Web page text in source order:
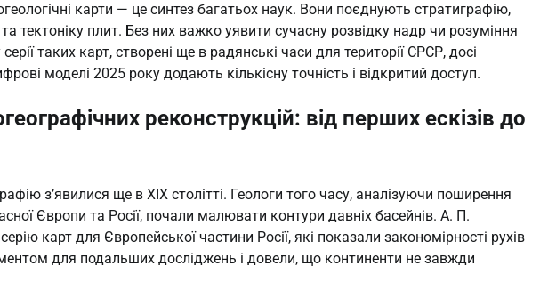
карти — це синтез багатьох наук. Вони поєднують стратиграфію,
тектоніку плит. Без них важко уявити сучасну розвідку надр чи розуміння
таких карт, створені ще в радянські часи для території СРСР, досі
моделі 2025 року додають кількісну точність і відкритий доступ.
реконструкцій: від перших ескізів до
з’явилися ще в XIX столітті. Геологи того часу, аналізуючи поширення
Європи та Росії, почали малювати контури давніх басейнів. А. П.
карт для Європейської частини Росії, які показали закономірності рухів
для подальших досліджень і довели, що континенти не завжди